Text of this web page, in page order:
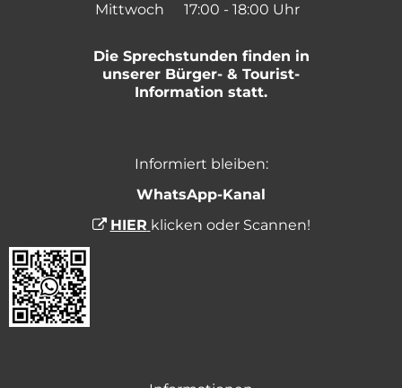
Mittwoch
17:00 - 18:00 Uhr
Die Sprechstunden finden in
unserer Bürger- & Tourist-
Information statt.
Informiert bleiben:
WhatsApp-Kanal
HIER klicken oder Scannen!